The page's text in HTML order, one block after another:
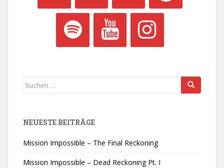
Suchen
NEUESTE BEITRÄGE
Mission Impossible – The Final Reckoning
Mission Impossible – Dead Reckoning Pt. I